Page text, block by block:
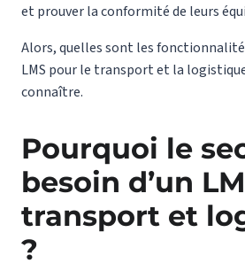
et prouver la conformité de leurs
Alors, quelles sont les
LMS pour le transport et la
connaître.
Pourquoi le
besoin d’un
transport et
?